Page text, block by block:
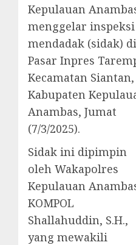
Kepulauan
menggelar inspeksi
mendadak (sidak) di
Pasar Inpres
Kecamatan Siantan,
Kabupaten
Anambas, Jumat
(7/3/2025).
Sidak ini dipimpin
oleh Wakapolres
Kepulauan
KOMPOL
Shallahuddin, S.H.,
yang mewakili